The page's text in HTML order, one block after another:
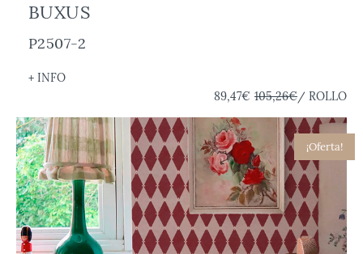
BUXUS
P2507-2
+ INFO
89,47€ 105,26€/ ROLLO
¡Oferta!